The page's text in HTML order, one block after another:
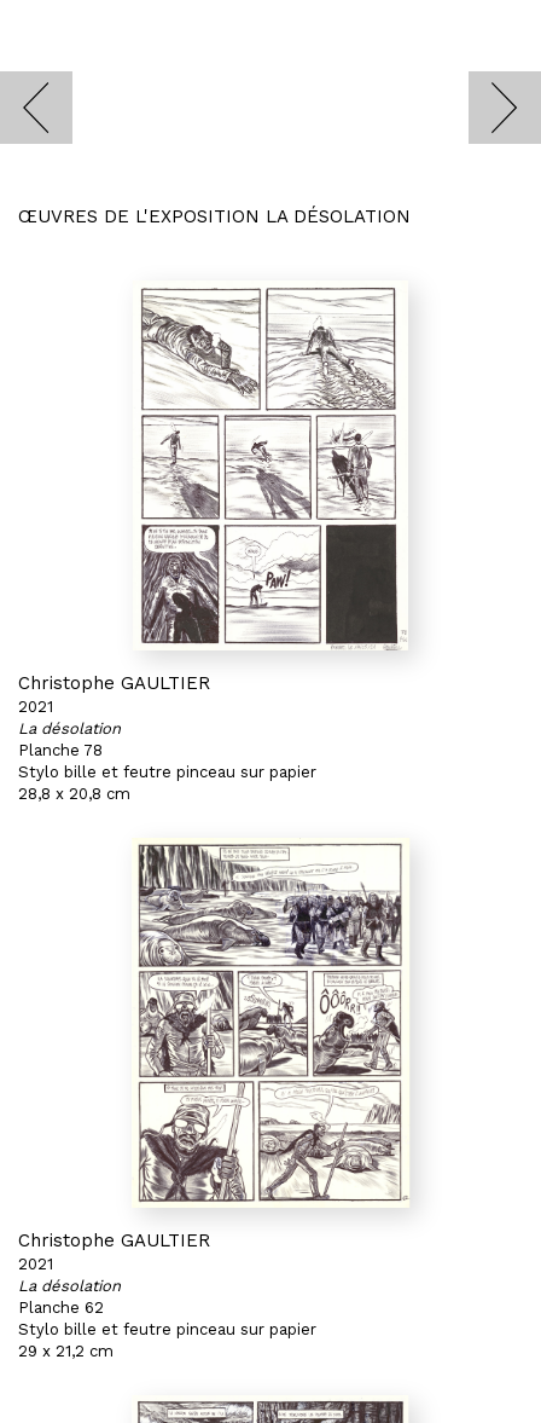
ŒUVRES DE L'EXPOSITION LA DÉSOLATION
Christophe GAULTIER
2021
La désolation
Planche 78
Stylo bille et feutre pinceau sur papier
28,8 x 20,8 cm
Christophe GAULTIER
2021
La désolation
Planche 62
Stylo bille et feutre pinceau sur papier
29 x 21,2 cm